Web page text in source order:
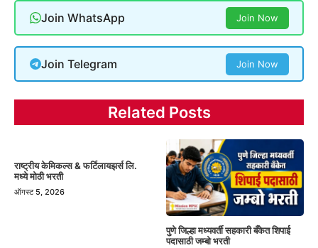
Join WhatsApp Join Now
Join Telegram Join Now
Related Posts
राष्ट्रीय केमिकल्स & फर्टिलायझर्स लि.
मध्ये मोठी भरती
ऑगस्ट 5, 2026
पुणे जिल्हा मध्यवर्ती सहकारी बँकेत शिपाई
पदासाठी जम्बो भरती